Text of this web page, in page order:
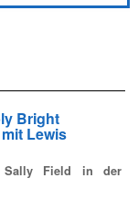
Bright
Lewis
Sally Field in der